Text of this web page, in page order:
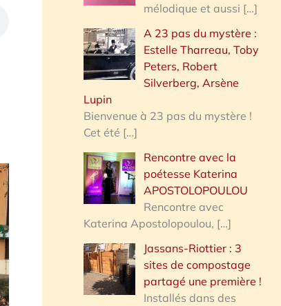
mélodique et aussi […]
A 23 pas du mystère :
Estelle Tharreau, Toby
Peters, Robert
Silverberg, Arsène
Lupin
Bienvenue à 23 pas du mystère !
Cet été […]
Rencontre avec la
poétesse Katerina
APOSTOLOPOULOU
Rencontre avec
Katerina Apostolopoulou, […]
Jassans-Riottier : 3
sites de compostage
partagé une première !
Installés dans des